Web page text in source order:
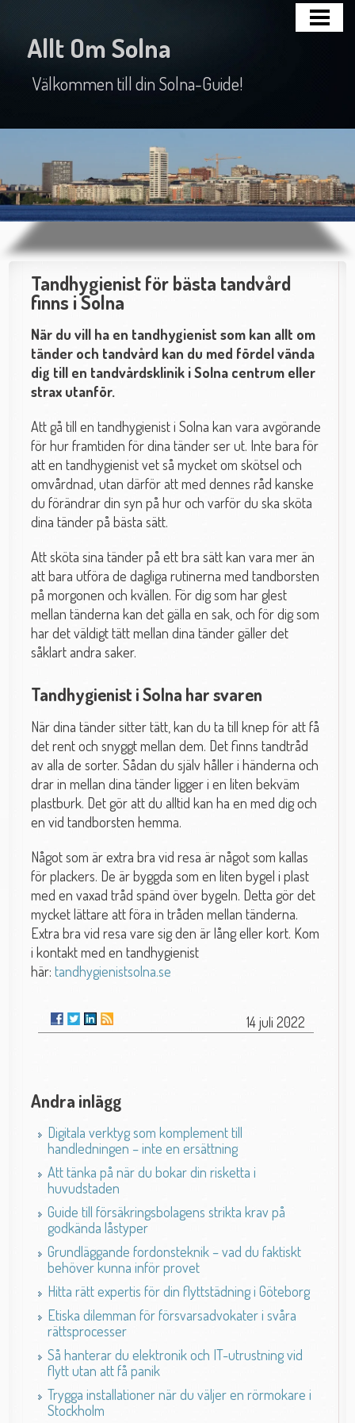
NÄRINGSLIV
HISTORIA
Allt Om Solna
Välkommen till din Solna-Guide!
Tandhygienist för bästa tandvård
finns i Solna
När du vill ha en tandhygienist som kan allt om
tänder och tandvård kan du med fördel vända
dig till en tandvårdsklinik i Solna centrum eller
strax utanför.
Att gå till en tandhygienist i Solna kan vara avgörande
för hur framtiden för dina tänder ser ut. Inte bara för
att en tandhygienist vet så mycket om skötsel och
omvårdnad, utan därför att med dennes råd kanske
du förändrar din syn på hur och varför du ska sköta
dina tänder på bästa sätt.
Att sköta sina tänder på ett bra sätt kan vara mer än
att bara utföra de dagliga rutinerna med tandborsten
på morgonen och kvällen. För dig som har glest
mellan tänderna kan det gälla en sak, och för dig som
har det väldigt tätt mellan dina tänder gäller det
såklart andra saker.
Tandhygienist i Solna har svaren
När dina tänder sitter tätt, kan du ta till knep för att få
det rent och snyggt mellan dem. Det finns tandtråd
av alla de sorter. Sådan du själv håller i händerna och
drar in mellan dina tänder ligger i en liten bekväm
plastburk. Det gör att du alltid kan ha en med dig och
en vid tandborsten hemma.
Något som är extra bra vid resa är något som kallas
för plackers. De är byggda som en liten bygel i plast
med en vaxad tråd spänd över bygeln. Detta gör det
mycket lättare att föra in tråden mellan tänderna.
Extra bra vid resa vare sig den är lång eller kort. Kom
i kontakt med en tandhygienist
här:tandhygienistsolna.se
14 juli 2022
Andra inlägg
Digitala verktyg som komplement till
handledningen – inte en ersättning
Att tänka på när du bokar din risketta i
huvudstaden
Guide till försäkringsbolagens strikta krav på
godkända låstyper
Grundläggande fordonsteknik – vad du faktiskt
behöver kunna inför provet
Hitta rätt expertis för din flyttstädning i Göteborg
Etiska dilemman för försvarsadvokater i svåra
rättsprocesser
Så hanterar du elektronik och IT-utrustning vid
flytt utan att få panik
Trygga installationer när du väljer en rörmokare i
Stockholm